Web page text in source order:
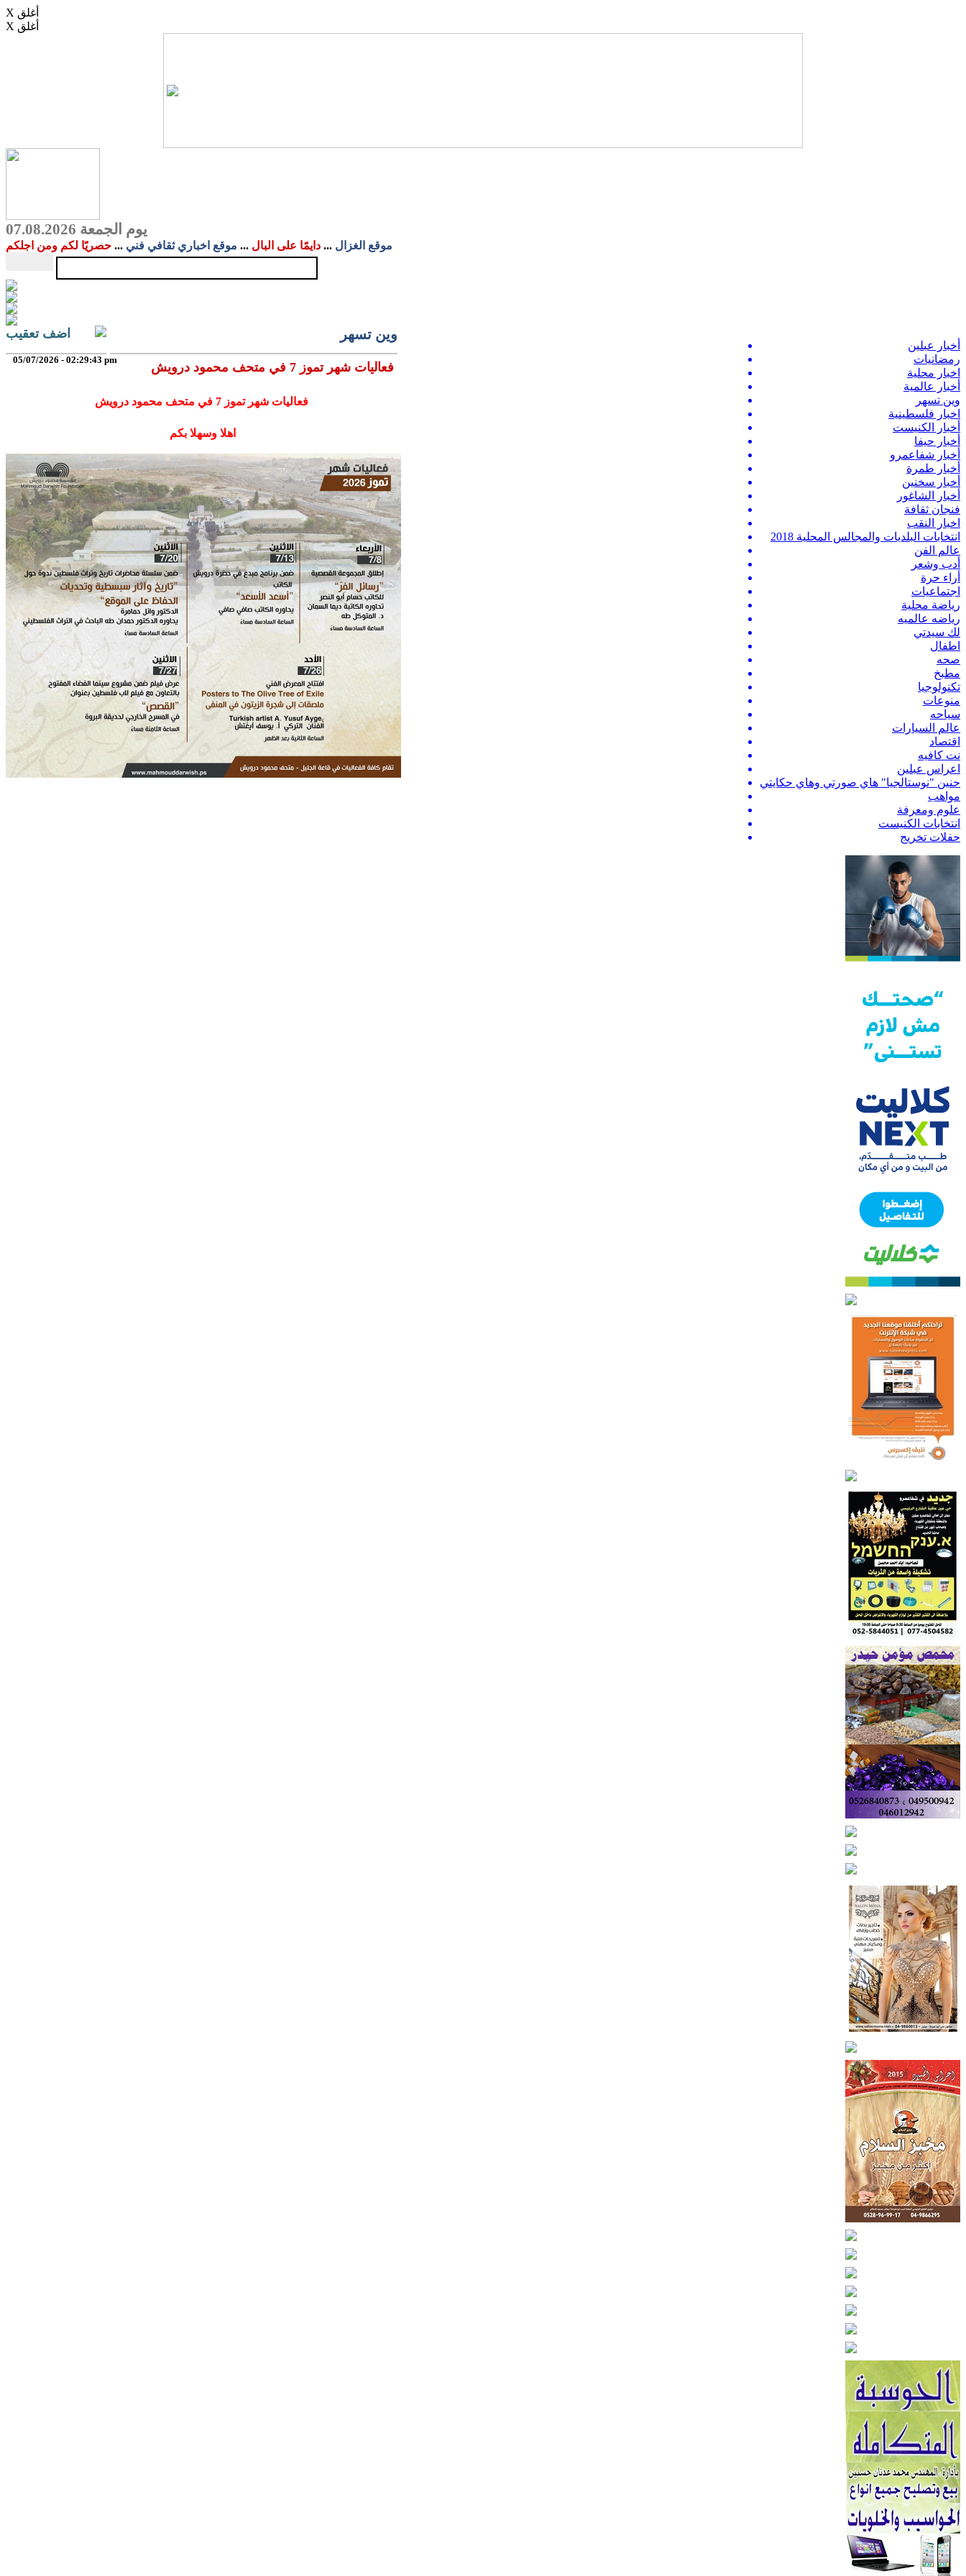
X أغلق
X أغلق
يوم الجمعة 07.08.2026
موقع الغزال ... دايمًا على البال ... موقع اخباري ثقافي فني ... حصريًا لكم ومن اجلكم
أخبار عبلين
رمضانيات
اخبار محلية
أخبار عالمية
وين تسهر
اخبار فلسطينية
أخبار الكنيست
أخبار حيفا
أخبار شفاعمرو
أخبار طمرة
أخبار سخنين
أخبار الشاغور
فنجان ثقافة
اخبار النقب
انتخابات البلديات والمجالس المحلية 2018
عالم الفن
أدب وشعر
أراء حرة
اجتماعيات
رياضة محلية
رياضه عالميه
لك سيدتي
اطفال
صحه
مطبخ
تكنولوجيا
منوعات
سياحه
عالم السيارات
اقتصاد
نت كافيه
اعراس عبلين
حنين "نوستالجيا" هاي صورتي وهاي حكايتي
مواهب
علوم ومعرفة
انتخابات الكنيست
حفلات تخريج
وين تسهر اضف تعقيب
05/07/2026 - 02:29:43 pm
فعاليات شهر تموز 7 في متحف محمود درويش
فعاليات شهر تموز 7 في متحف محمود درويش
اهلا وسهلا بكم